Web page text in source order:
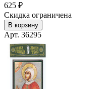
625 ₽
Скидка ограничена
В корзину
Арт. 36295